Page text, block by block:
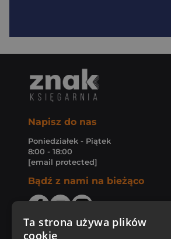
Napisz do nas
Poniedziałek - Piątek
8:00 - 18:00
[email protected]
Bądź z nami na bieżąco
Ta strona używa plików
cookie